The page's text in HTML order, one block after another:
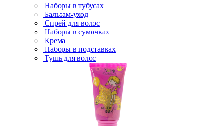
Наборы в тубусах
Бальзам-уход
Спрей для волос
Наборы в сумочках
Крема
Наборы в подставках
Тушь для волос